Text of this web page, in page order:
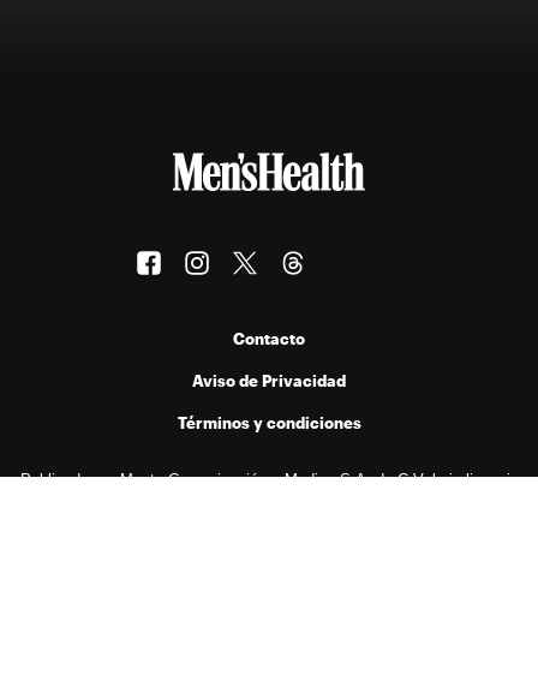
Contacto
Aviso de Privacidad
Términos y condiciones
Publicado por Menta Comunicación y Medios S.A. de C.V. bajo licencia